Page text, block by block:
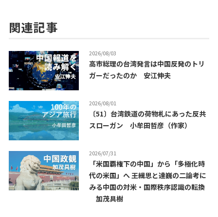
関連記事
2026/08/03
高市総理の台湾発言は中国反発のトリ
ガーだったのか 安江伸夫
2026/08/01
〔51〕台湾鉄道の荷物札にあった反共
スローガン 小牟田哲彦（作家）
2026/07/31
「米国覇権下の中国」から「多極化時
代の米国」へ ――王緝思と達巍の二論考に
みる中国の対米・国際秩序認識の転換
加茂具樹